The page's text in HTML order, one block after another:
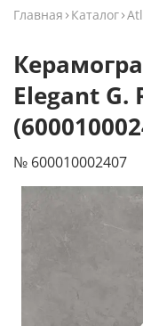
Главная Каталог
Elegant G.
№ 600010002407